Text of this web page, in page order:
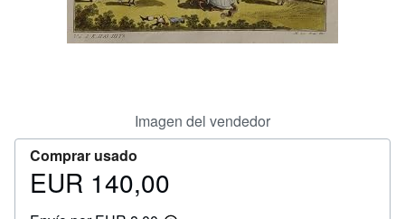
CERRAR
Imagen del vendedor
Comprar usado
Precio
EUR 140,00